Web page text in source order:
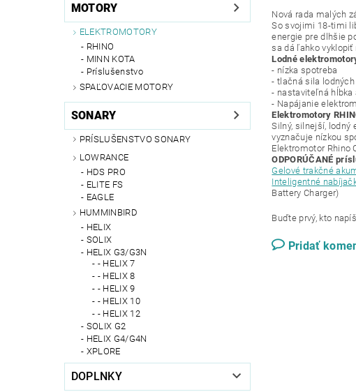
MOTORY
ELEKTROMOTORY
RHINO
MINN KOTA
Príslušenstvo
SPAĽOVACIE MOTORY
SONARY
PRÍSLUŠENSTVO SONARY
LOWRANCE
HDS PRO
ELITE FS
EAGLE
HUMMINBIRD
HELIX
SOLIX
HELIX G3/G3N
- HELIX 7
- HELIX 8
- HELIX 9
- HELIX 10
- HELIX 12
SOLIX G2
HELIX G4/G4N
XPLORE
DOPLNKY
Nová rada malých
So svojimi 18-timi
energie pre dlhšie
sa dá ľahko vyklopiť
Lodné
- nízka spotreba
- tlačná sila
- nastaviteľná hĺbka
- Napájanie
Elektromotory
Silný, silnejší, lodný
vyznačuje nízkou
Elektromotor Rhino
ODPORÚČANÉ
Gelové trakčné
Inteligentné
Battery Charger)
Buďte prvý, kto
Pridať